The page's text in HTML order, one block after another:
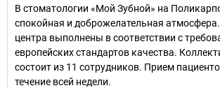
В стоматологии «Мой Зубной» на
спокойная и доброжелательная
центра выполнены в соответствии с
европейских стандартов качества.
состоит из 11 сотрудников. Прием
течение всей недели.